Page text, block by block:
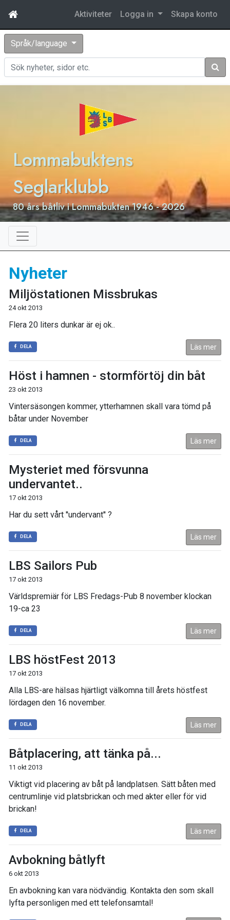
Aktiviteter Logga in Skapa konto
Språk/language
Sök
Lommabuktens
Seglarklubb
80 års båtliv i Lommabukten 1946 - 2026
Nyheter
Miljöstationen Missbrukas
24 okt 2013
Flera 20 liters dunkar är ej ok..
DELA Läs mer
Höst i hamnen - stormförtöj din båt
23 okt 2013
Vintersäsongen kommer, ytterhamnen skall vara tömd på
båtar under November
DELA Läs mer
Mysteriet med försvunna
undervantet..
17 okt 2013
Har du sett vårt ''undervant'' ?
DELA Läs mer
LBS Sailors Pub
17 okt 2013
Världspremiär för LBS Fredags-Pub 8 november klockan
19-ca 23
DELA Läs mer
LBS höstFest 2013
17 okt 2013
Alla LBS-are hälsas hjärtligt välkomna till årets höstfest
lördagen den 16 november.
DELA Läs mer
Båtplacering, att tänka på...
11 okt 2013
Viktigt vid placering av båt på landplatsen. Sätt båten med
centrumlinje vid platsbrickan och med akter eller för vid
brickan!
DELA Läs mer
Avbokning båtlyft
6 okt 2013
En avbokning kan vara nödvändig. Kontakta den som skall
lyfta personligen med ett telefonsamtal!